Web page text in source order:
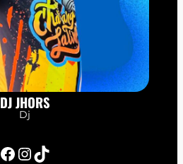
DJ JHORS
Dj
Facebook InstagramTikTok